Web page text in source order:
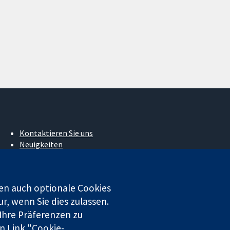
Kontaktieren Sie uns
Neuigkeiten
Cochrane Library
auch optionale Cookies
wenn Sie dies zulassen.
Präferenzen zu